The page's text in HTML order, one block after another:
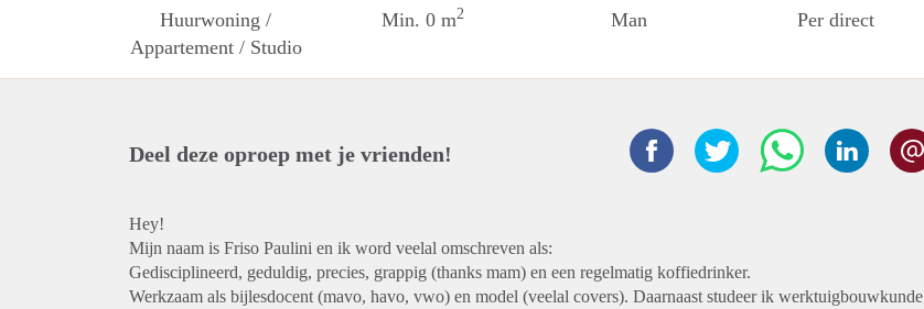
Huurwoning /
Appartement / Studio
Min. 0 m2 Man Per direct
Deel deze oproep met je vrienden!
Hey!
Mijn naam is Friso Paulini en ik word veelal omschreven als:
Gedisciplineerd, geduldig, precies, grappig (thanks mam) en een regelmatig koffiedrinker.
Werkzaam als bijlesdocent (mavo, havo, vwo) en model (veelal covers). Daarnaast studeer ik werktuigbouwkunde